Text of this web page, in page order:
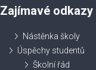
Zajímavé odkazy
Nástěnka školy
Úspěchy studentů
Školní řád